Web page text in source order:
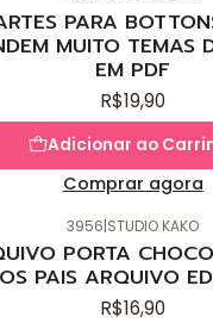
PARA
MUITO TEMAS
EM PDF
R$19,90
Adicionar ao
Comprar agora
3956|STUDIO KAKO
PORTA
PAIS ARQUIVO
R$16,90